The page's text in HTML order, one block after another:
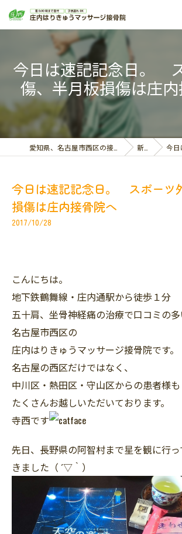
今日は速記記念日。
傷、半月板損傷は庄
新着情報 今日は速記
今日は速記記念日。 スポーツ
損傷は庄内接骨院へ
2017/10/28
こんにちは。
地下鉄鶴舞線・庄内通駅から徒歩１分
五十肩、坐骨神経痛の治療で口コミの
名古屋市西区の
庄内はりきゅうマッサージ接骨院です。
名古屋の西区だけではなく、
中川区・熱田区・守山区からの患者様も
たくさんお越しいただいております。
寺西です
先日、長野県の阿智村まで星を観に行っ
きました（ ´▽｀）